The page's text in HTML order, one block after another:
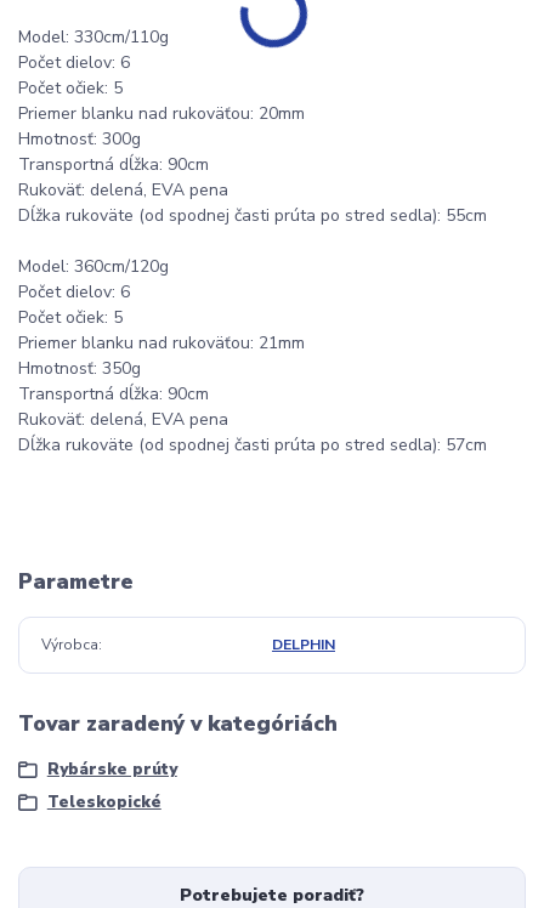
Model: 330cm/110g
Počet dielov: 6
Počet očiek: 5
Priemer blanku nad rukoväťou: 20mm
Hmotnosť: 300g
Transportná dĺžka: 90cm
Rukoväť: delená, EVA pena
Dĺžka rukoväte (od spodnej časti prúta po stred sedla): 55cm
Model: 360cm/120g
Počet dielov: 6
Počet očiek: 5
Priemer blanku nad rukoväťou: 21mm
Hmotnosť: 350g
Transportná dĺžka: 90cm
Rukoväť: delená, EVA pena
Dĺžka rukoväte (od spodnej časti prúta po stred sedla): 57cm
Parametre
Výrobca DELPHIN
Tovar zaradený v kategóriách
Rybárske prúty
Teleskopické
Potrebujete poradiť?